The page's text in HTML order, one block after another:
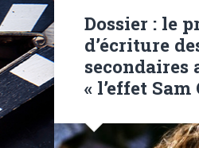
Dossier : le
d’écriture
secondaires
« l’effet Sam